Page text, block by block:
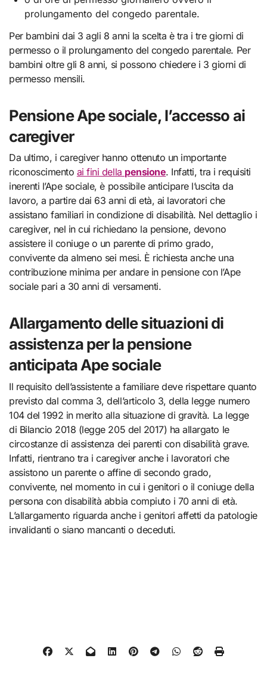
prolungamento del congedo parentale.
Per bambini dai 3 agli 8 anni la scelta è tra i tre giorni di
permesso o il prolungamento del congedo parentale. Per
bambini oltre gli 8 anni, si possono chiedere i 3 giorni di
permesso mensili.
Pensione Ape sociale, l’accesso ai
caregiver
Da ultimo, i caregiver hanno ottenuto un importante
riconoscimento ai fini della pensione. Infatti, tra i requisiti
inerenti l’Ape sociale, è possibile anticipare l’uscita da
lavoro, a partire dai 63 anni di età, ai lavoratori che
assistano familiari in condizione di disabilità. Nel dettaglio i
caregiver, nel in cui richiedano la pensione, devono
assistere il coniuge o un parente di primo grado,
convivente da almeno sei mesi. È richiesta anche una
contribuzione minima per andare in pensione con l’Ape
sociale pari a 30 anni di versamenti.
Allargamento delle situazioni di
assistenza per la pensione
anticipata Ape sociale
Il requisito dell’assistente a familiare deve rispettare quanto
previsto dal comma 3, dell’articolo 3, della legge numero
104 del 1992 in merito alla situazione di gravità. La legge
di Bilancio 2018 (legge 205 del 2017) ha allargato le
circostanze di assistenza dei parenti con disabilità grave.
Infatti, rientrano tra i caregiver anche i lavoratori che
assistono un parente o affine di secondo grado,
convivente, nel momento in cui i genitori o il coniuge della
persona con disabilità abbia compiuto i 70 anni di età.
L’allargamento riguarda anche i genitori affetti da patologie
invalidanti o siano mancanti o deceduti.